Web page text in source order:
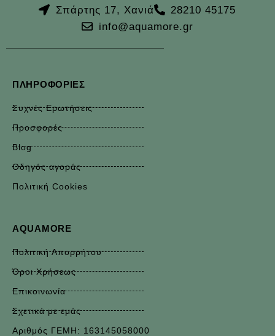
Σπάρτης 17, Χανιά
28210 45175
info@aquamore.gr
ΠΛΗΡΟΦΟΡΊΕΣ
Συχνές Ερωτήσεις
Προσφορές
Blog
Οδηγός αγοράς
Πολιτική Cookies
AQUAMORE
Πολιτική Απορρήτου
Όροι Χρήσεως
Επικοινωνία
Σχετικά με εμάς
Αριθμός ΓΕΜΗ: 163145058000